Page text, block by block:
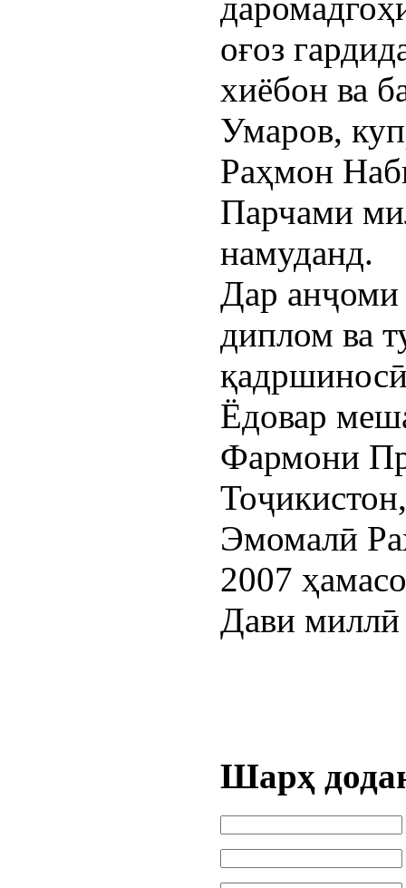
оғоз
хиёбон ва
Умаров,
Раҳмон
Парчами
намуданд.
Дар анҷоми
диплом ва
Ёдовар
Фармони
Эмомалӣ
2007
Дави миллӣ
Шарҳ